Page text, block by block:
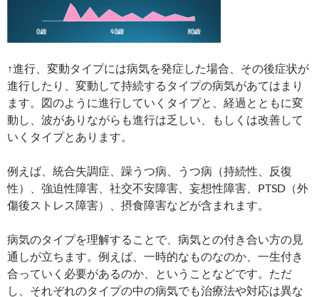
↑進行、変動タイプには病気を発症した場合、その後症状が
進行したり、変動して持続するタイプの病気があてはまり
ます。図のように進行していくタイプと、経過とともに変
動し、波がありながらも進行は乏しい、もしくは改善して
いくタイプとあります。
例えば、統合失調症、躁うつ病、うつ病（持続性、反復
性）、強迫性障害、社交不安障害、妄想性障害、PTSD（外
傷後ストレス障害）、摂食障害などが含まれます。
病気のタイプを理解することで、病気との付き合い方の見
通しが立ちます。例えば、一時的なものなのか、一生付き
合っていく必要があるのか、ということなどです。ただ
し、それぞれのタイプの中の病気でも治療法や対応は異な